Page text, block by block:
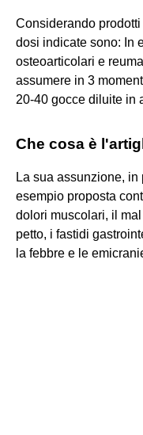
Considerando
dosi indicate sono: In
osteoarticolari e
assumere in 3
20-40 gocce diluite in
Che cosa è
La sua assunzione,
esempio proposta
dolori muscolari, il
petto, i fastidi
la febbre e le